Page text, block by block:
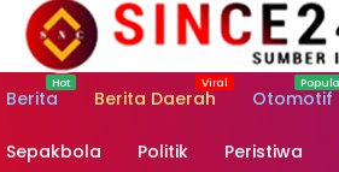
Berita
Berita Daerah Otomotif
Sepakbola Politik Peristiwa